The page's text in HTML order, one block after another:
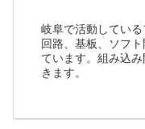
岐阜で活動している
回路、基板、ソフ
ています。組み込
きます。